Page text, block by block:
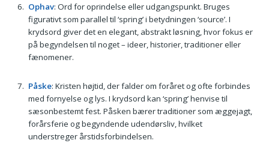
Ophav: Ord for oprindelse eller udgangspunkt. Bruges
figurativt som parallel til ‘spring’ i betydningen ‘source’. I
krydsord giver det en elegant, abstrakt løsning, hvor fokus er
på begyndelsen til noget – ideer, historier, traditioner eller
fænomener.
Påske: Kristen højtid, der falder om foråret og ofte forbindes
med fornyelse og lys. I krydsord kan ‘spring’ henvise til
sæsonbestemt fest. Påsken bærer traditioner som æggejagt,
forårsferie og begyndende udendørsliv, hvilket
understreger årstidsforbindelsen.